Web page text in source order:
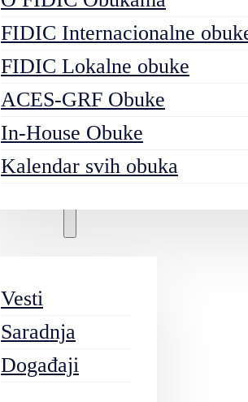
FIDIC Internacionalne
FIDIC Lokalne obuke
ACES-GRF Obuke
In-House Obuke
Kalendar svih obuka
Vesti
Saradnja
Događaji